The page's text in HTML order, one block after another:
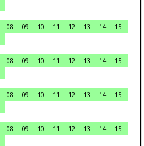
08 09 10 11 12 13 14
15
08 09 10 11 12 13 14
15
08 09 10 11 12 13 14
15
08 09 10 11 12 13 14
15